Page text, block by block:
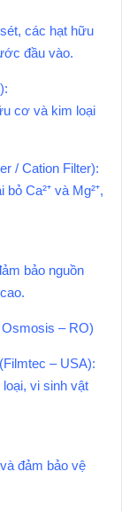
các hạt hữu
đầu vào.
cơ và kim loại
/ Cation Filter):
Ca²⁺ và Mg²⁺,
bảo nguồn
– RO)
– USA):
loại, vi sinh vật
đảm bảo vệ